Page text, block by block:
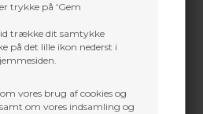
trykke på 'Gem
trække dit samtykke
på det lille ikon nederst i
vores brug af cookies og
om vores indsamling og
alle henvendelser indenfor 24 timer.